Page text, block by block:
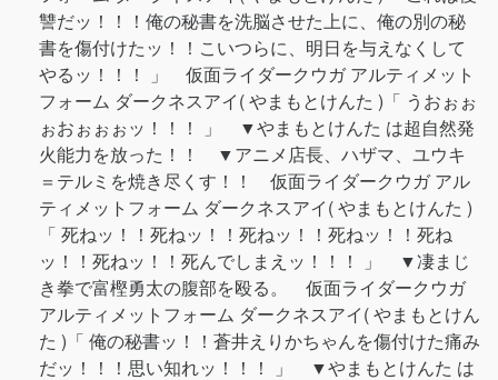
讐だッ！！！俺の秘書を洗脳させた上に、俺の別の秘
書を傷付けたッ！！こいつらに、明日を与えなくして
やるッ！！！ 」 仮面ライダークウガ アルティメット
フォーム ダークネスアイ( やまもとけんた )「 うおぉぉ
ぉおぉぉぉッ！！！ 」 ▼やまもとけんた は超自然発
火能力を放った！！ ▼アニメ店長、ハザマ、ユウキ
＝テルミを焼き尽くす！！ 仮面ライダークウガ アル
ティメットフォーム ダークネスアイ( やまもとけんた )
「 死ねッ！！死ねッ！！死ねッ！！死ねッ！！死ね
ッ！！死ねッ！！死んでしまえッ！！！ 」 ▼凄まじ
き拳で富樫勇太の腹部を殴る。 仮面ライダークウガ
アルティメットフォーム ダークネスアイ( やまもとけん
た )「 俺の秘書ッ！！蒼井えりかちゃんを傷付けた痛み
だッ！！！思い知れッ！！！ 」 ▼やまもとけんた は